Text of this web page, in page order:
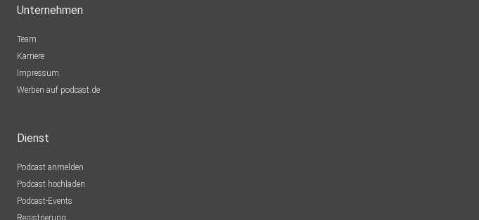
Unternehmen
Team
Karriere
Impressum
Werben auf podcast.de
Dienst
Podcast anmelden
Podcast hochladen
Podcast-Events
Registrierung